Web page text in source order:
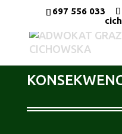
697 556 033